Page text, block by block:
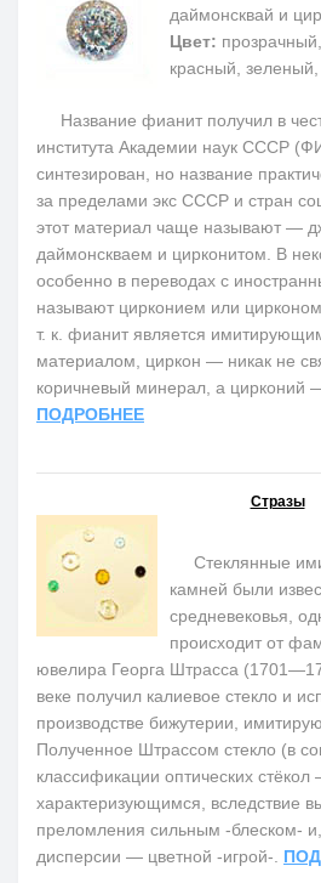
даймонсквай и
Цвет:
красный,
Название фианит получил в
института Академии наук СССР
синтезирован, но название
за пределами экс СССР и стран
этот материал чаще называют —
даймонскваем и цирконитом. В
особенно в переводах с
называют цирконием или
т. к. фианит является
материалом, циркон — никак не
коричневый минерал, а цирконий
ПОДРОБНЕЕ
Стразы
Стеклянные
камней были
средневековья,
происходит от
ювелира Георга Штрасса
веке получил калиевое стекло и
производстве бижутерии,
Полученное Штрассом стекло (в
классификации оптических
характеризующимся, вследствие
преломления сильным -блеском-
дисперсии — цветной -игрой-.